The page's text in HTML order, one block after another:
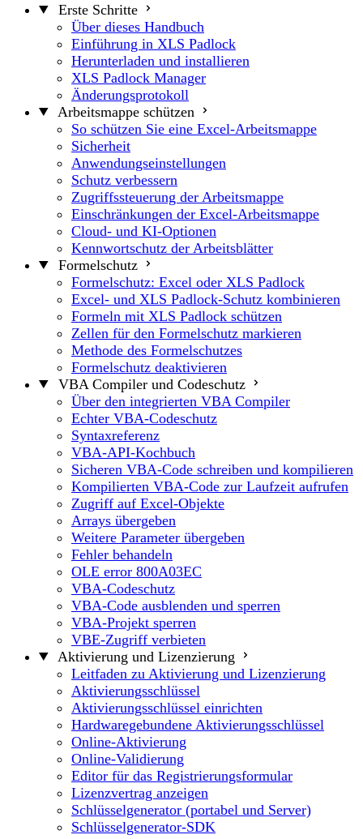
Erste Schritte
Über dieses Handbuch
Einführung in XLS Padlock
Herunterladen und installieren
XLS Padlock Manager
Änderungsprotokoll
Arbeitsmappe schützen
So schützen Sie eine Excel-Arbeitsmappe
Sicherheit
Anwendungseinstellungen
Schutz verbessern
Zugriffssteuerung der Arbeitsmappe
Einschränkungen der Excel-Arbeitsmappe
Cloud- und KI-Optionen
Kennwortschutz der Arbeitsblätter
Formelschutz
Formelschutz: Excel oder XLS Padlock
Excel- und XLS Padlock-Schutz kombinieren
Formeln mit XLS Padlock schützen
Zellen für den Formelschutz markieren
Methode des Formelschutzes
Formelschutz deaktivieren
VBA Compiler und Codeschutz
Über den integrierten VBA Compiler
Echter VBA-Codeschutz
Syntaxreferenz
VBA-API-Kochbuch
Sicheren VBA-Code schreiben und kompilieren
Kompilierten VBA-Code zur Laufzeit aufrufen
Zugriff auf Excel-Objekte
Arrays übergeben
Weitere Parameter übergeben
Fehler behandeln
OLE error 800A03EC
VBA-Codeschutz
VBA-Code ausblenden und sperren
VBA-Projekt sperren
VBE-Zugriff verbieten
Aktivierung und Lizenzierung
Leitfaden zu Aktivierung und Lizenzierung
Aktivierungsschlüssel
Aktivierungsschlüssel einrichten
Hardwaregebundene Aktivierungsschlüssel
Online-Aktivierung
Online-Validierung
Editor für das Registrierungsformular
Lizenzvertrag anzeigen
Schlüsselgenerator (portabel und Server)
Schlüsselgenerator-SDK